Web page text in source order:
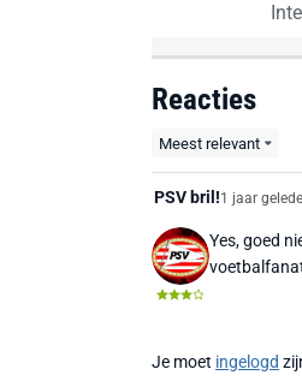
Reacties
Meest relevant
PSV bril!1 jaar
Yes, goed
Je moet ingelogd